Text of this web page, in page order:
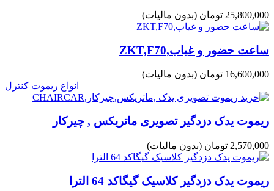
25,800,000 تومان (بدون مالیات)
ساعت حضور و غیاب,ZKT,F70
16,600,000 تومان
(بدون مالیات)
انواع ریموت کنترل
ریموت یدک دزدگیر تصویری ماتریکس , چیرکار
2,570,000 تومان (بدون مالیات)
ریموت یدک دزدگیر کلاسیک گیگاکد 64 الترا